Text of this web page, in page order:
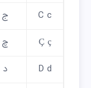
C c
ج
Ç ç
چ
D d
د